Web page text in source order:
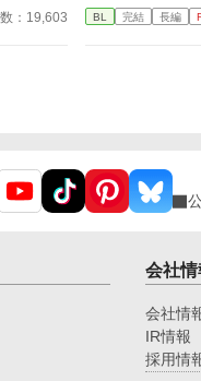
れまで誰
どまで
：19,603
を強
るほ
BL 完結 長編
会社情
会社情
IR情報
採用情